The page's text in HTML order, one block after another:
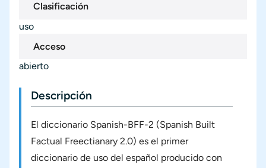
Clasificación
uso
Acceso
abierto
Descripción
El diccionario Spanish-BFF-2 (Spanish Built
Factual Freectianary 2.0) es el primer
diccionario de uso del español producido con